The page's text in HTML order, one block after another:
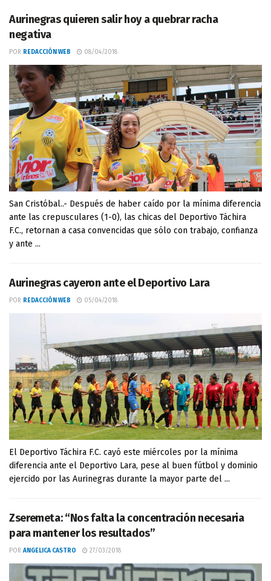
Aurinegras quieren salir hoy a quebrar racha
negativa
POR REDACCIÓN WEB 08/04/2018
San Cristóbal..- Después de haber caído por la mínima diferencia
ante las crepusculares (1-0), las chicas del Deportivo Táchira
F.C., retornan a casa convencidas que sólo con trabajo, confianza
y ante ...
Aurinegras cayeron ante el Deportivo Lara
POR REDACCIÓN WEB 05/04/2018
El Deportivo Táchira F.C. cayó este miércoles por la mínima
diferencia ante el Deportivo Lara, pese al buen fútbol y dominio
ejercido por las Aurinegras durante la mayor parte del ...
Zseremeta: “Nos falta la concentración necesaria
para mantener los resultados”
POR ANGELICA CASTRO 27/03/2018